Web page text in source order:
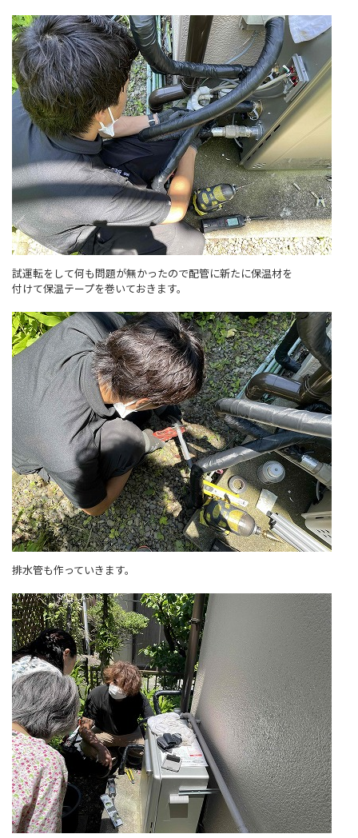
試運転をして何も問題が無かったので配管に新たに保温材を
付けて保温テープを巻いておきます。
排水管も作っていきます。